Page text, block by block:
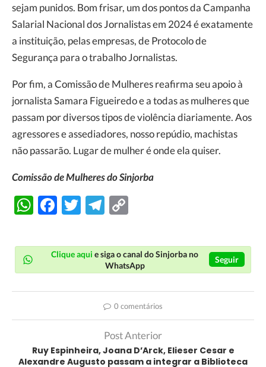
sejam punidos. Bom frisar, um dos pontos da Campanha
Salarial Nacional dos Jornalistas em 2024 é exatamente
a instituição, pelas empresas, de Protocolo de
Segurança para o trabalho Jornalistas.
Por fim, a Comissão de Mulheres reafirma seu apoio à
jornalista Samara Figueiredo e a todas as mulheres que
passam por diversos tipos de violência diariamente. Aos
agressores e assediadores, nosso repúdio, machistas
não passarão. Lugar de mulher é onde ela quiser.
Comissão de Mulheres do Sinjorba
WhatsApp
Facebook
TwitterTelegram
Clique aqui e siga o canal do Sinjorba no
WhatsApp
Seguir
0 comentários
Post Anterior
Ruy Espinheira, Joana D’Arck, Elieser Cesar e
Alexandre Augusto passam a integrar a Biblioteca